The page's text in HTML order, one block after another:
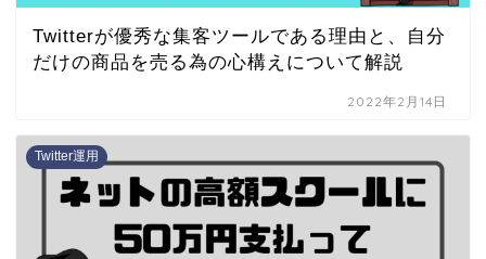
Twitterが優秀な集客ツールである理由と、自分
だけの商品を売る為の心構えについて解説
2022年2月14日
Twitter運用